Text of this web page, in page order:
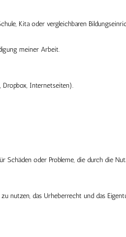
Kita oder vergleichbaren
meiner Arbeit.
Dropbox, Internetseiten).
Schäden oder Probleme, die durch die
nutzen, das Urheberrecht und das